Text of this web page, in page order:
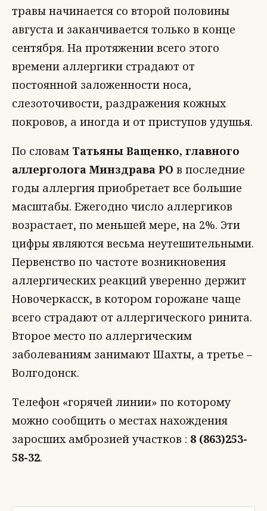
травы начинается со второй половины
августа и заканчивается только в конце
сентября. На протяжении всего этого
времени аллергики страдают от
постоянной заложенности носа,
слезоточивости, раздражения кожных
покровов, а иногда и от приступов удушья.
По словам Татьяны Ващенко, главного
аллерголога Минздрава РО в последние
годы аллергия приобретает все большие
масштабы. Ежегодно число аллергиков
возрастает, по меньшей мере, на 2%. Эти
цифры являются весьма неутешительными.
Первенство по частоте возникновения
аллергических реакций уверенно держит
Новочеркасск, в котором горожане чаще
всего страдают от аллергического ринита.
Второе место по аллергическим
заболеваниям занимают Шахты, а третье –
Волгодонск.
Телефон «горячей линии» по которому
можно сообщить о местах нахождения
заросших амброзией участков : 8 (863)253-
58-32.